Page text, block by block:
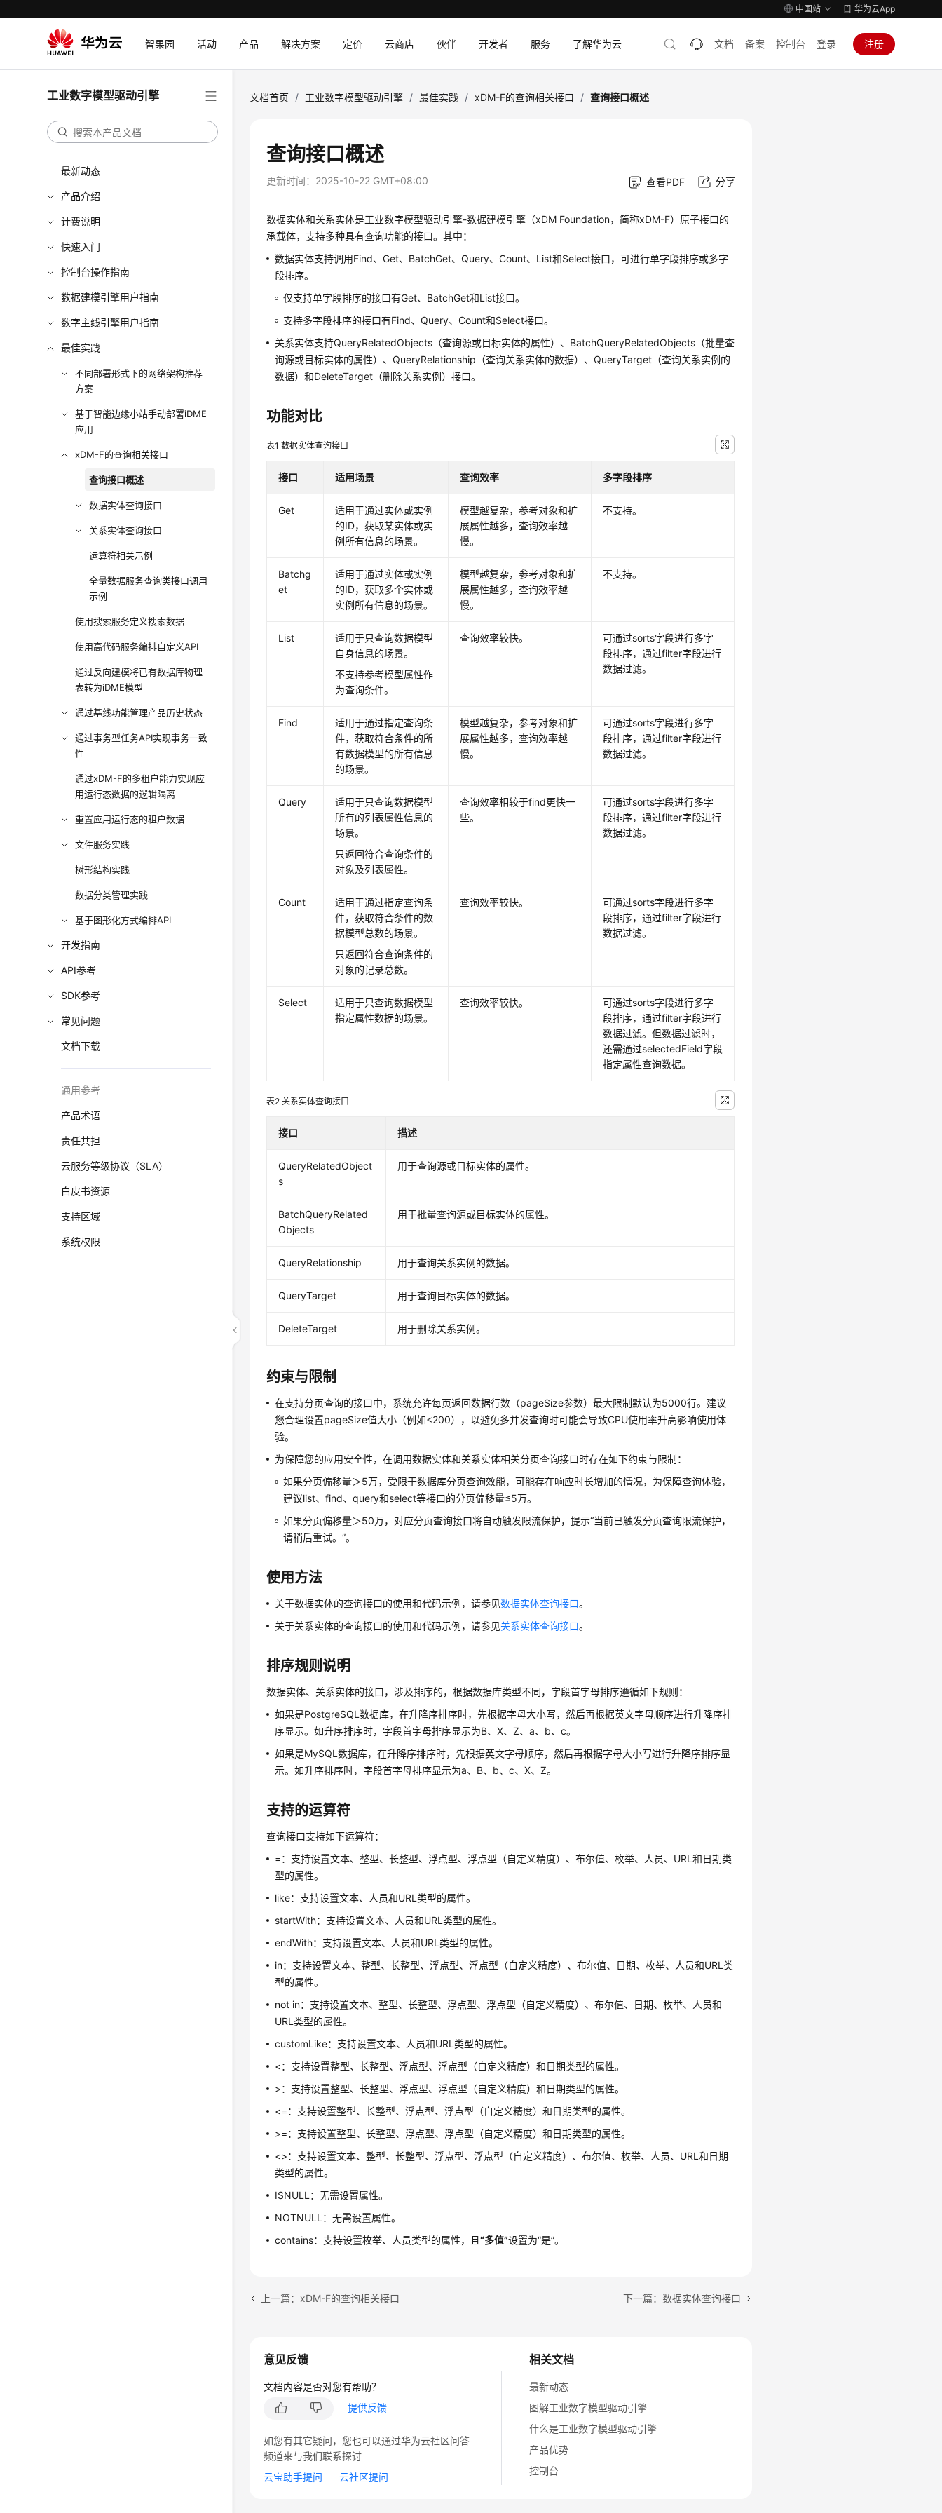
中国站 华为云App
智果园 活动 产品 解决方案 定价 云商店 伙伴 开发者 服务 了解华为云 文档 备案 控制台 登录 注册
工业数字模型驱动引擎
最新动态
产品介绍
计费说明
快速入门
控制台操作指南
数据建模引擎用户指南
数字主线引擎用户指南
最佳实践
不同部署形式下的网络架构推荐
方案
基于智能边缘小站手动部署iDME
应用
xDM-F的查询相关接口
查询接口概述
数据实体查询接口
关系实体查询接口
运算符相关示例
全量数据服务查询类接口调用
示例
使用搜索服务定义搜索数据
使用高代码服务编排自定义API
通过反向建模将已有数据库物理
表转为iDME模型
通过基线功能管理产品历史状态
通过事务型任务API实现事务一致
性
通过xDM-F的多租户能力实现应
用运行态数据的逻辑隔离
重置应用运行态的租户数据
文件服务实践
树形结构实践
数据分类管理实践
基于图形化方式编排API
开发指南
API参考
SDK参考
常见问题
文档下载
通用参考
产品术语
责任共担
云服务等级协议（SLA）
白皮书资源
支持区域
系统权限
文档首页 / 工业数字模型驱动引擎 / 最佳实践 / xDM-F的查询相关接口 / 查询接口概述
查询接口概述
更新时间： 2025-10-22 GMT+08:00 查看PDF 分享
数据实体和关系实体是工业数字模型驱动引擎-数据建模引擎（xDM Foundation，简称xDM-F） 原子接口的
承载体，支持多种具有查询功能的接口。其中：
数据实体支持调用Find、Get、BatchGet、Query、Count、List和Select接口，可进行单字段排序或多字
段排序。
仅支持单字段排序的接口有Get、BatchGet和List接口。
支持多字段排序的接口有Find、Query、Count和Select接口。
关系实体支持QueryRelatedObjects（查询源或目标实体的属性）、BatchQueryRelatedObjects（批量查
询源或目标实体的属性）、QueryRelationship（查询关系实体的数据）、QueryTarget（查询关系实例的
数据）和DeleteTarget（删除关系实例）接口。
功能对比
表1数据实体查询接口
接口 适用场景 查询效率 多字段排序
Get
适用于通过实体或实例
的ID，获取某实体或实
例所有信息的场景。
模型越复杂，参考对象和扩
展属性越多，查询效率越
慢。
不支持。
Batchg
et
适用于通过实体或实例
的ID，获取多个实体或
实例所有信息的场景。
模型越复杂，参考对象和扩
展属性越多，查询效率越
慢。
不支持。
List
适用于只查询数据模型
自身信息的场景。
不支持参考模型属性作
为查询条件。
查询效率较快。
可通过sorts字段进行多字
段排序，通过filter字段进行
数据过滤。
Find
适用于通过指定查询条
件，获取符合条件的所
有数据模型的所有信息
的场景。
模型越复杂，参考对象和扩
展属性越多，查询效率越
慢。
可通过sorts字段进行多字
段排序，通过filter字段进行
数据过滤。
Query
适用于只查询数据模型
所有的列表属性信息的
场景。
只返回符合查询条件的
对象及列表属性。
查询效率相较于find更快一
些。
可通过sorts字段进行多字
段排序，通过filter字段进行
数据过滤。
Count
适用于通过指定查询条
件，获取符合条件的数
据模型总数的场景。
只返回符合查询条件的
对象的记录总数。
查询效率较快。
可通过sorts字段进行多字
段排序，通过filter字段进行
数据过滤。
Select
适用于只查询数据模型
指定属性数据的场景。
查询效率较快。
可通过sorts字段进行多字
段排序，通过filter字段进行
数据过滤。但数据过滤时，
还需通过selectedField字段
指定属性查询数据。
表2关系实体查询接口
接口 描述
QueryRelatedObject
s
用于查询源或目标实体的属性。
BatchQueryRelated
Objects
用于批量查询源或目标实体的属性。
QueryRelationship 用于查询关系实例的数据。
QueryTarget 用于查询目标实体的数据。
DeleteTarget 用于删除关系实例。
约束与限制
在支持分页查询的接口中，系统允许每页返回数据行数（pageSize参数）最大限制默认为5000行。建议
您合理设置pageSize值大小（例如<200），以避免多并发查询时可能会导致CPU使用率升高影响使用体
验。
为保障您的应用安全性，在调用数据实体和关系实体相关分页查询接口时存在如下约束与限制：
如果分页偏移量＞5万，受限于数据库分页查询效能，可能存在响应时长增加的情况，为保障查询体验，
建议list、find、query和select等接口的分页偏移量≤5万。
如果分页偏移量＞50万，对应分页查询接口将自动触发限流保护，提示“当前已触发分页查询限流保护，
请稍后重试。”。
使用方法
关于数据实体的查询接口的使用和代码示例，请参见数据实体查询接口。
关于关系实体的查询接口的使用和代码示例，请参见关系实体查询接口。
排序规则说明
数据实体、关系实体的接口，涉及排序的，根据数据库类型不同，字段首字母排序遵循如下规则：
如果是PostgreSQL数据库，在升降序排序时，先根据字母大小写，然后再根据英文字母顺序进行升降序排
序显示。如升序排序时，字段首字母排序显示为B、X、Z、a、b、c。
如果是MySQL数据库，在升降序排序时，先根据英文字母顺序，然后再根据字母大小写进行升降序排序显
示。如升序排序时，字段首字母排序显示为a、B、b、c、X、Z。
支持的运算符
查询接口支持如下运算符：
=：支持设置文本、整型、长整型、浮点型、浮点型（自定义精度）、布尔值、枚举、人员、URL和日期类
型的属性。
like：支持设置文本、人员和URL类型的属性。
startWith：支持设置文本、人员和URL类型的属性。
endWith：支持设置文本、人员和URL类型的属性。
in：支持设置文本、整型、长整型、浮点型、浮点型（自定义精度）、布尔值、日期、枚举、人员和URL类
型的属性。
not in：支持设置文本、整型、长整型、浮点型、浮点型（自定义精度）、布尔值、日期、枚举、人员和
URL类型的属性。
customLike：支持设置文本、人员和URL类型的属性。
<：支持设置整型、长整型、浮点型、浮点型（自定义精度）和日期类型的属性。
>：支持设置整型、长整型、浮点型、浮点型（自定义精度）和日期类型的属性。
<=：支持设置整型、长整型、浮点型、浮点型（自定义精度）和日期类型的属性。
>=：支持设置整型、长整型、浮点型、浮点型（自定义精度）和日期类型的属性。
<>：支持设置文本、整型、长整型、浮点型、浮点型（自定义精度）、布尔值、枚举、人员、URL和日期
类型的属性。
ISNULL：无需设置属性。
NOTNULL：无需设置属性。
contains：支持设置枚举、人员类型的属性，且“多值”设置为“是”。
上一篇：xDM-F的查询相关接口 下一篇：数据实体查询接口
相关文档
最新动态
图解工业数字模型驱动引擎
什么是工业数字模型驱动引擎
产品优势
控制台
意见反馈
文档内容是否对您有帮助？
提供反馈
如您有其它疑问，您也可以通过华为云社区问答
频道来与我们联系探讨
云宝助手提问
云社区提问